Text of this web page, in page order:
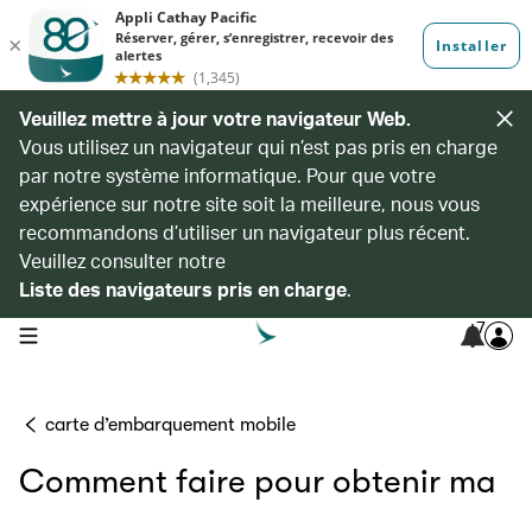
Veuillez mettre à jour votre navigateur Web.
Vous utilisez un navigateur qui n’est pas pris en charge
par notre système informatique. Pour que votre
expérience sur notre site soit la meilleure, nous vous
recommandons d’utiliser un navigateur plus récent.
Veuillez consulter notre
Liste des navigateurs pris en charge.
open navigation menu 7
carte d’embarquement mobile
Comment faire pour obtenir ma